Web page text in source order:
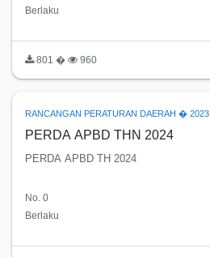
Berlaku
801 � 960
RANCANGAN PERATURAN DAERAH � 2023
PERDA APBD THN 2024
PERDA APBD TH 2024
No. 0
Berlaku